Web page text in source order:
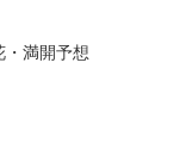
満開予想